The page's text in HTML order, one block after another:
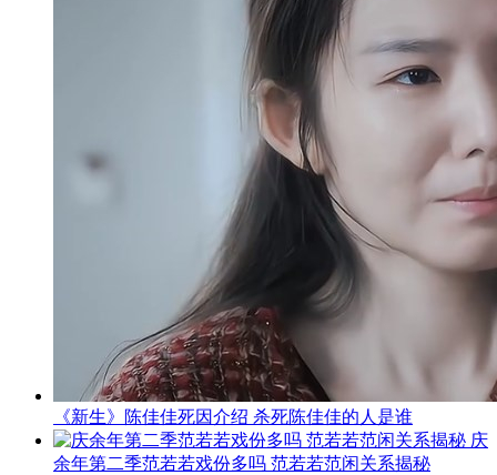
《新生》陈佳佳死因介绍 杀死陈佳佳的人是谁
庆
余年第二季范若若戏份多吗 范若若范闲关系揭秘